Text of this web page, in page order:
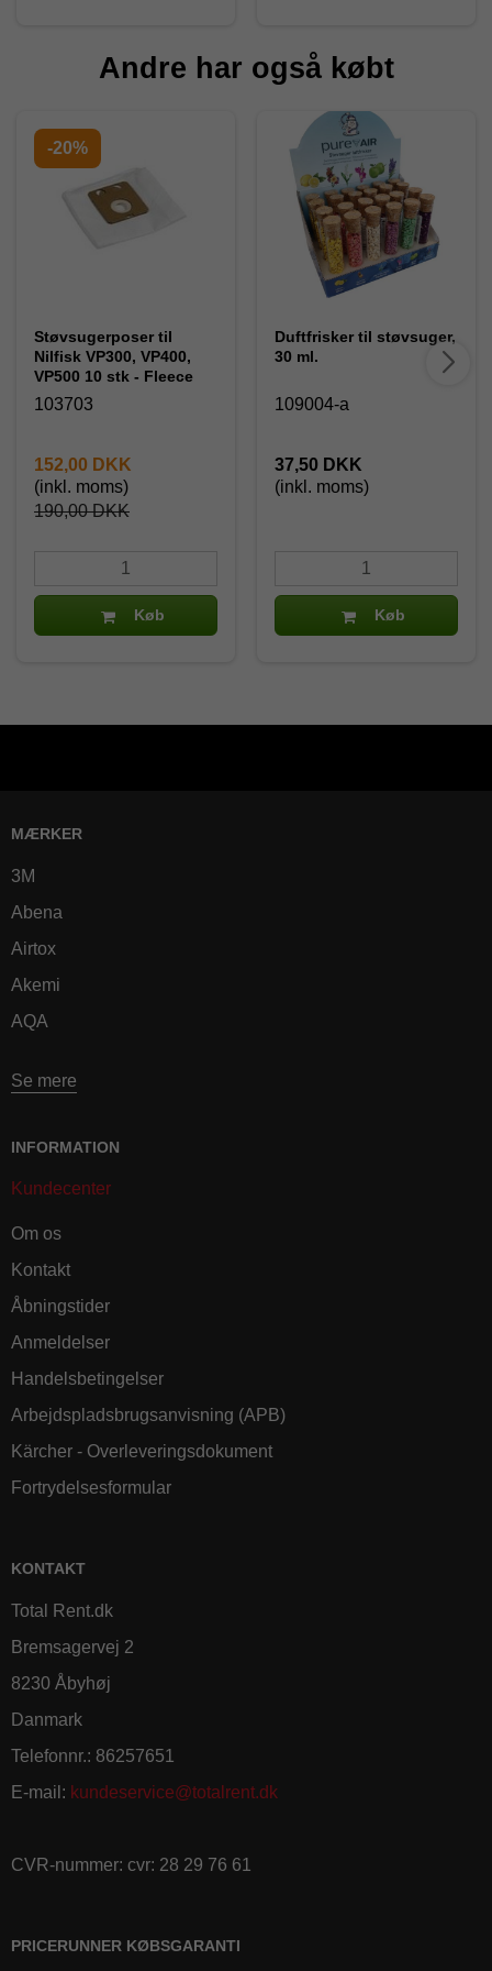
Andre har også købt
-20%
Støvsugerposer til
Nilfisk VP300, VP400,
VP500 10 stk - Fleece
103703
190,00 DKK
152,00 DKK
(inkl. moms)
Køb
Duftfrisker til støvsuger,
30 ml.
109004-a
37,50 DKK
(inkl. moms)
Køb
MÆRKER
3M
Abena
Airtox
Akemi
AQA
Se mere
INFORMATION
Kundecenter
Om os
Kontakt
Åbningstider
Anmeldelser
Handelsbetingelser
Arbejdspladsbrugsanvisning (APB)
Kärcher - Overleveringsdokument
Fortrydelsesformular
KONTAKT
Total Rent.dk
Bremsagervej 2
8230 Åbyhøj
Danmark
Telefonnr.: 86257651
E-mail : kundeservice@totalrent.dk
CVR-nummer: cvr: 28 29 76 61
PRICERUNNER KØBSGARANTI